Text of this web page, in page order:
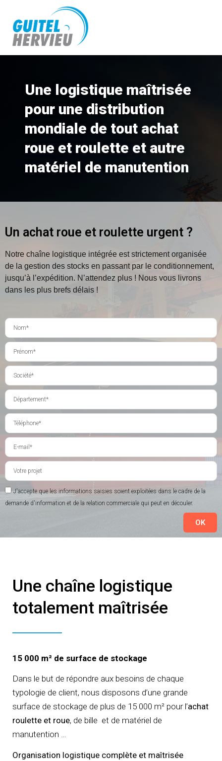
Une logistique maîtrisée
pour une distribution
mondiale de tout achat
roue et roulette et autre
matériel de manutention
Un achat roue et roulette urgent ?
Notre chaîne logistique intégrée est strictement organisée
de la gestion des stocks en passant par le conditionnement,
jusqu’à l’expédition. N’attendez plus ! Nous vous livrons
dans les plus brefs délais !
J'accepte que les informations saisies soient exploitées dans le cadre de la
demande d'information et de la relation commerciale qui peut en découler.
OK
Une chaîne logistique
totalement maîtrisée
15 000 m² de surface de stockage
Dans le but de répondre aux besoins de chaque
typologie de client, nous disposons d’une grande
surface de stockage de plus de 15 000 m² pour l’achat
roulette et roue, de bille et de matériel de
manutention …
Organisation logistique complète et maîtrisée